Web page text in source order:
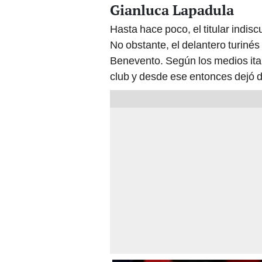
Gianluca Lapadula
Hasta hace poco, el titular
No obstante, el delantero
Benevento. Según los medios
club y desde ese entonces dejó